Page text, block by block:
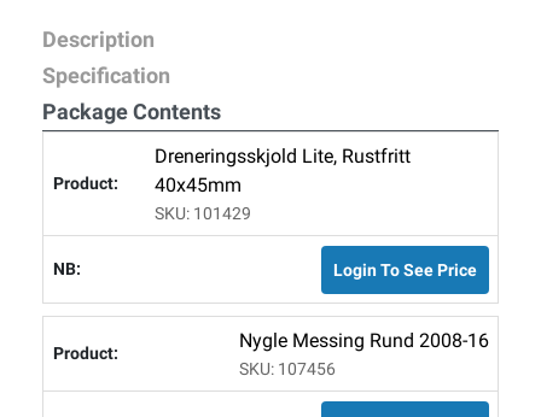
Description
Specification
Package Contents
Dreneringsskjold Lite, Rustfritt
40x45mm
SKU: 101429
Login To See Price
Nygle Messing Rund 2008-16
SKU: 107456